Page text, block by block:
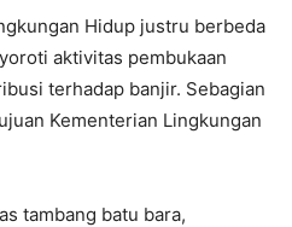
Hidup justru berbeda
aktivitas pembukaan
terhadap banjir. Sebagian
Kementerian Lingkungan
tambang batu bara,